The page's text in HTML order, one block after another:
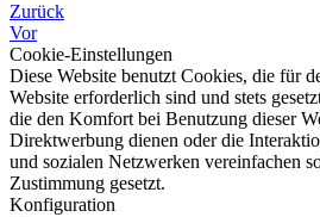
Zurück
Vor
Cookie-Einstellungen
Diese Website benutzt Cookies, die für
Website erforderlich sind und stets
die den Komfort bei Benutzung dieser
Direktwerbung dienen oder die
und sozialen Netzwerken vereinfachen
Zustimmung gesetzt.
Konfiguration